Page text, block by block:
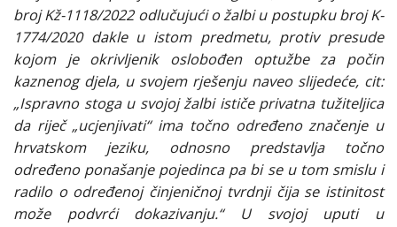
broj Kž-1118/2022 odlučujući o žalbi u postupku broj K-
1774/2020 dakle u istom predmetu, protiv presude
kojom je okrivljenik oslobođen optužbe za počin
kaznenog djela, u svojem rješenju naveo slijedeće, cit:
„Ispravno stoga u svojoj žalbi ističe privatna tužiteljica
da riječ „ucjenjivati“ ima točno određeno značenje u
hrvatskom jeziku, odnosno predstavlja točno
određeno ponašanje pojedinca pa bi se u tom smislu i
radilo o određenoj činjeničnoj tvrdnji čija se istinitost
može podvrći dokazivanju.“ U svojoj uputi u